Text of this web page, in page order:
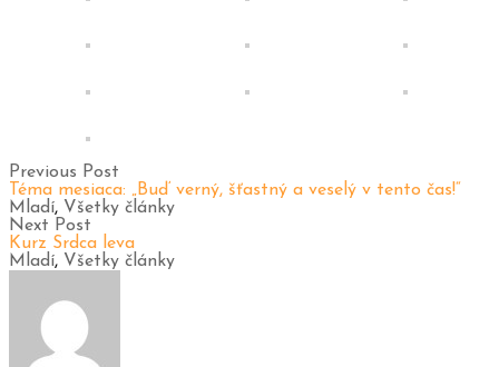
Previous Post
Téma mesiaca: „Buď verný, šťastný a veselý v tento čas!“
Mladí, Všetky články
Next Post
Kurz Srdca leva
Mladí, Všetky články